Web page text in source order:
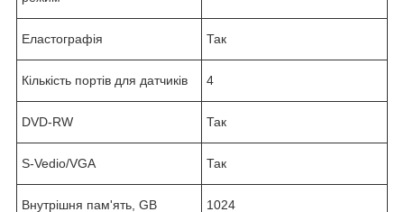
Еластографія Так
Кількість портів для датчиків 4
DVD-RW Так
S-Vedio/VGA Так
Внутрішня пам'ять, GB 1024